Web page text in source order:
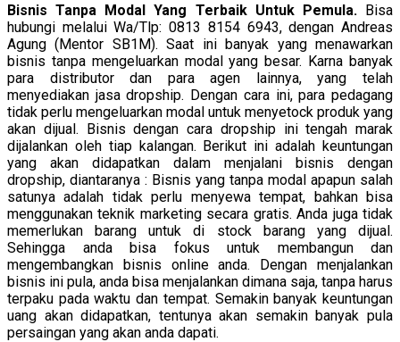
Bisnis Tanpa Modal Yang Terbaik Untuk Pemula. Bisa
hubungi melalui Wa/Tlp: 0813 8154 6943, dengan Andreas
Agung (Mentor SB1M). Saat ini banyak yang menawarkan
bisnis tanpa mengeluarkan modal yang besar. Karna banyak
para distributor dan para agen lainnya, yang telah
menyediakan jasa dropship. Dengan cara ini, para pedagang
tidak perlu mengeluarkan modal untuk menyetock produk yang
akan dijual. Bisnis dengan cara dropship ini tengah marak
dijalankan oleh tiap kalangan. Berikut ini adalah keuntungan
yang akan didapatkan dalam menjalani bisnis dengan
dropship, diantaranya : Bisnis yang tanpa modal apapun salah
satunya adalah tidak perlu menyewa tempat, bahkan bisa
menggunakan teknik marketing secara gratis. Anda juga tidak
memerlukan barang untuk di stock barang yang dijual.
Sehingga anda bisa fokus untuk membangun dan
mengembangkan bisnis online anda. Dengan menjalankan
bisnis ini pula, anda bisa menjalankan dimana saja, tanpa harus
terpaku pada waktu dan tempat. Semakin banyak keuntungan
uang akan didapatkan, tentunya akan semakin banyak pula
persaingan yang akan anda dapati.